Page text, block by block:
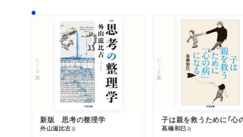
ちくま文庫
新版 思考の整理学
外山滋比古著
ちくま文庫
高橋和巳著